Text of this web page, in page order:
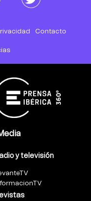
Contacto
y televisión